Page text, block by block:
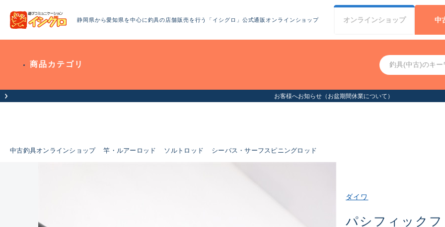
静岡県から愛知県を中心に釣具の店舗販売を行う「イシグロ」公式通販オンラインショップ オンラインショップ 中
商品カテゴリ
お客様へお知らせ（お盆期間休業について）
中古釣具オンラインショップ 竿・ルアーロッド ソルトロッド シーバス・サーフスピニングロッド
ダイワ
パシフィックフ